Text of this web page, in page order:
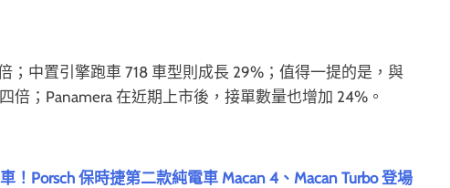
；中置引擎跑車 718 車型則成長 29%；值得一提的是，與
倍；Panamera 在近期上市後，接單數量也增加 24%。
！Porsch 保時捷第二款純電車 Macan 4、Macan Turbo 登場